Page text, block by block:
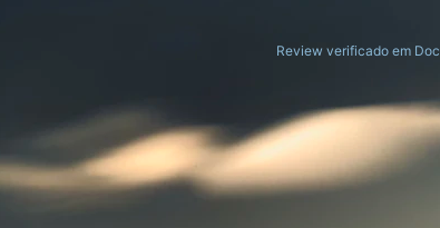
Review verificado em